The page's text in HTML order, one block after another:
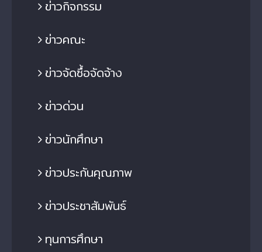
ข่าวกิจกรรม
ข่าวคณะ
ข่าวจัดซื้อจัดจ้าง
ข่าวด่วน
ข่าวนักศึกษา
ข่าวประกันคุณภาพ
ข่าวประชาสัมพันธ์
ทุนการศึกษา